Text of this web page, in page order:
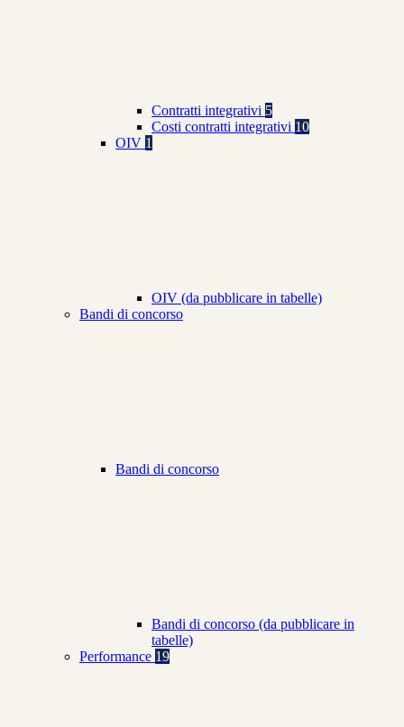
Contratti integrativi 5
Costi contratti integrativi 10
OIV 1
OIV (da pubblicare in tabelle)
Bandi di concorso
Bandi di concorso
Bandi di concorso (da pubblicare in
tabelle)
Performance 19